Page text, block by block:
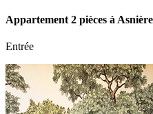
Appartement 2 pièces à
Entrée